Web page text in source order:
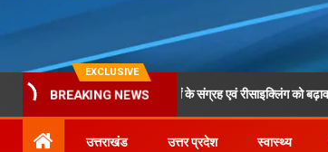
EXCLUSIVE
BREAKING NEWS
के दौरान पीईटी बोतलों के संग्रह एवं रीसाइक्लिंग को बढ़ावा देगा अनूठा
उत्तराखंड उत्तर प्रदेश स्वास्थ्य